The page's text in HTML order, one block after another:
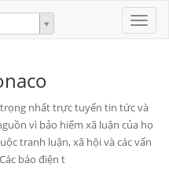
Toggle
nhất trực tuyến tin tức và
vì bảo hiểm xã luận của họ
tranh luận, xã hội và các vấn
báo điện t